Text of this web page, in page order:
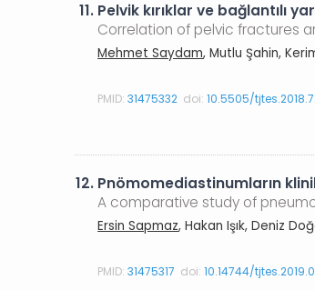
11. Pelvik kırıklar ve bağlantılı
Correlation of pelvic fractures
Mehmet Saydam, Mutlu Şahin,
PMID:31475332 doi:10.5505/
12. Pnömomediastinumların
A comparative study of
Ersin Sapmaz, Hakan Işık, Deniz
PMID:31475317 doi:10.14744/